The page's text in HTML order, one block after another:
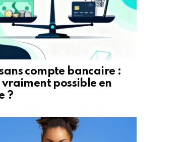
compte bancaire :
vraiment possible en
?